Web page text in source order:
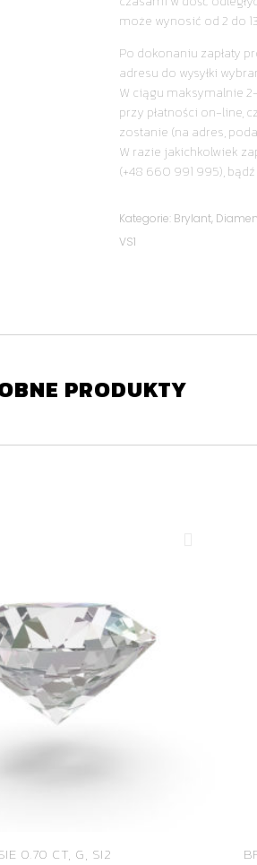
może wynosić od 2 do
Po dokonaniu zapłaty
adresu do wysyłki
W ciągu maksymalnie
przy płatności on-line,
zostanie (na adres,
W razie jakichkolwiek
(+48 660 991 995),
Kategorie: Brylant,
VS1
PRODUKTY
0.70 CT, G, SI2